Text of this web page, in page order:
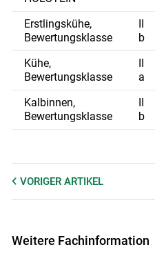
Erstlingskühe,
Bewertungsklasse
II
b
Kühe,
Bewertungsklasse
II
a
Kalbinnen,
Bewertungsklasse
II
b
VORIGER ARTIKEL
Weitere Fachinformation